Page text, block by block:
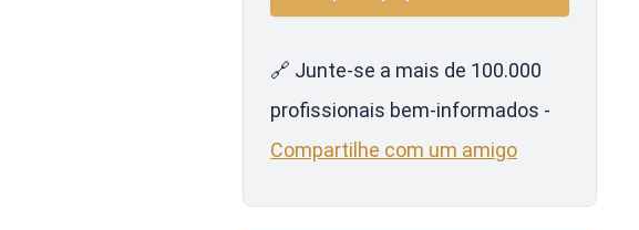
🔗 Junte-se a mais de 100.000
profissionais bem-informados -
Compartilhe com um amigo